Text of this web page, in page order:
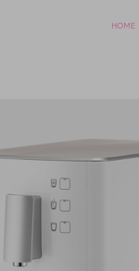
HOME